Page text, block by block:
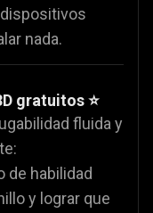
nada.
gratuitos ⭐
fluida y
de habilidad
y lograr que